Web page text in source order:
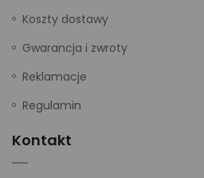
Koszty dostawy
Gwarancja i zwroty
Reklamacje
Regulamin
Kontakt